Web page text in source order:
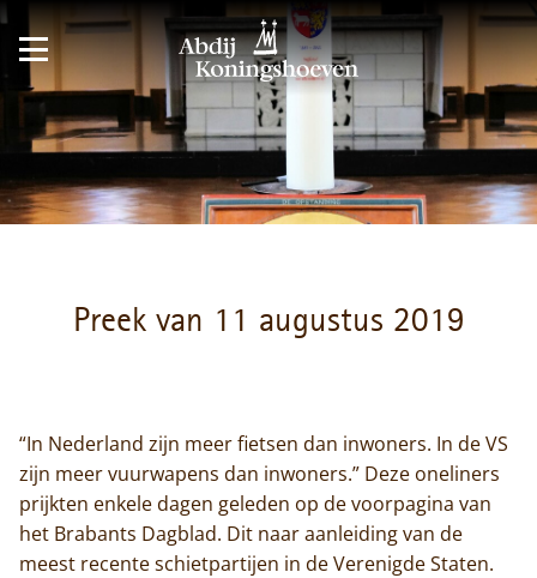
Preek van 11 augustus 2019
“In Nederland zijn meer fietsen dan inwoners. In de VS
zijn meer vuurwapens dan inwoners.” Deze oneliners
prijkten enkele dagen geleden op de voorpagina van
het Brabants Dagblad. Dit naar aanleiding van de
meest recente schietpartijen in de Verenigde Staten.